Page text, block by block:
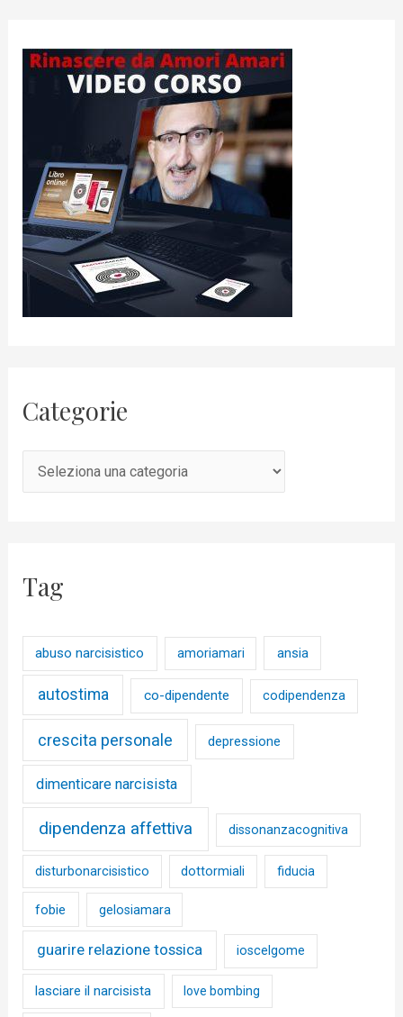
Categorie
Tag
abuso narcisistico amoriamari ansia
autostima co-dipendente codipendenza
crescita personale depressione
dimenticare narcisista
dipendenza affettiva dissonanzacognitiva
disturbonarcisistico dottormiali fiducia
fobie gelosiamara
guarire relazione tossica ioscelgome
lasciare il narcisista love bombing